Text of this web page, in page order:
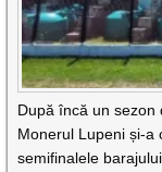
După încă un sezon
Monerul Lupeni și-a
semifinalele